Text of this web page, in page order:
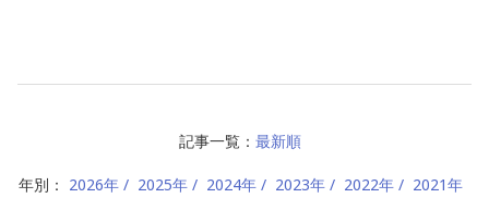
記事一覧： 最新順
年別： 2026年 2025年 2024年 2023年 2022年 2021年